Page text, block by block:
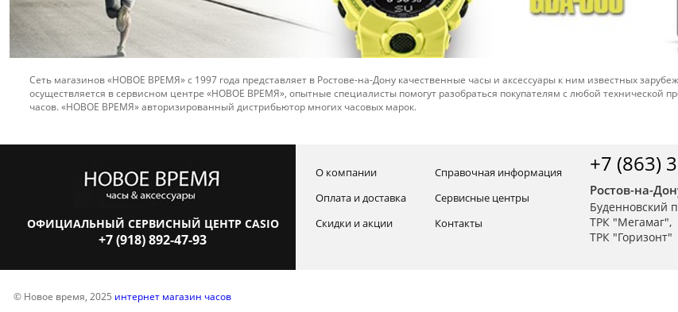
Сеть магазинов «НОВОЕ ВРЕМЯ» с 1997 года представляет в Ростове-на-Дону качественные часы и аксессуары к ним известных
осуществляется в сервисном центре «НОВОЕ ВРЕМЯ», опытные специалисты помогут разобраться покупателям с любой
часов. «НОВОЕ ВРЕМЯ» авторизированный дистрибьютор многих часовых марок.
ОФИЦИАЛЬНЫЙ СЕРВИСНЫЙ ЦЕНТР CASIO
+7 (918) 892-47-93
О компании
Оплата и доставка
Скидки и акции
Справочная информация
Сервисные центры
Контакты
+7 (863)
Ростов-на-
Буденновский
ТРК "Мегамаг",
ТРК "Горизонт"
© Новое время, 2025 интернет магазин часов